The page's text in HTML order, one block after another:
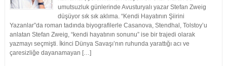
umutsuzluk günlerinde Avusturyalı yazar Stefan Zweig
düşüyor sık sık aklıma. “Kendi Hayatının Şiirini
Yazanlar”da roman tadında biyografilerle Casanova, Stendhal, Tolstoy’u
anlatan Stefan Zweig, “kendi hayatının sonunu” ise bir trajedi olarak
yazmayı seçmişti. İkinci Dünya Savaşı’nın ruhunda yarattığı acı ve
çaresizliğe dayanamayan […]